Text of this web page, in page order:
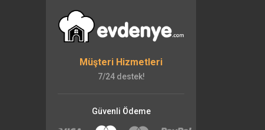
Müşteri Hizmetleri
7/24 destek!
Güvenli Ödeme